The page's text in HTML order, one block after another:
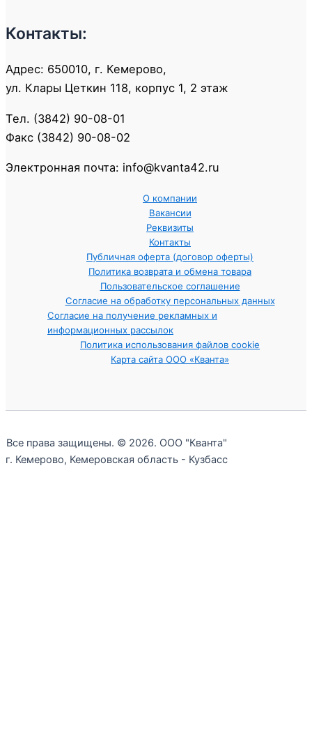
Контакты:
Адрес: 650010, г. Кемерово,
ул. Клары Цеткин 118, корпус 1, 2 этаж
Тел. (3842) 90-08-01
Факс (3842) 90-08-02
Электронная почта: info@kvanta42.ru
О компании
Вакансии
Реквизиты
Контакты
Публичная оферта (договор оферты)
Политика возврата и обмена товара
Пользовательское соглашение
Согласие на обработку персональных данных
Согласие на получение рекламных и
информационных рассылок
Политика использования файлов cookie
Карта сайта ООО «Кванта»
Все права защищены. © 2026. ООО "Кванта"
г. Кемерово, Кемеровская область - Кузбасс